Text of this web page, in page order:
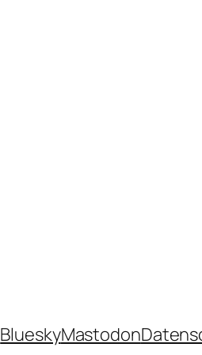
BlueskyMastodon